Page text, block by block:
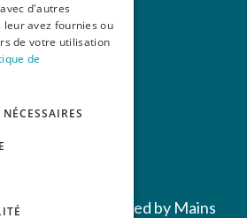
formations
Mains Libres
All Rights Reserved by Mains
d'autres
avez fournies ou
de votre utilisation
de